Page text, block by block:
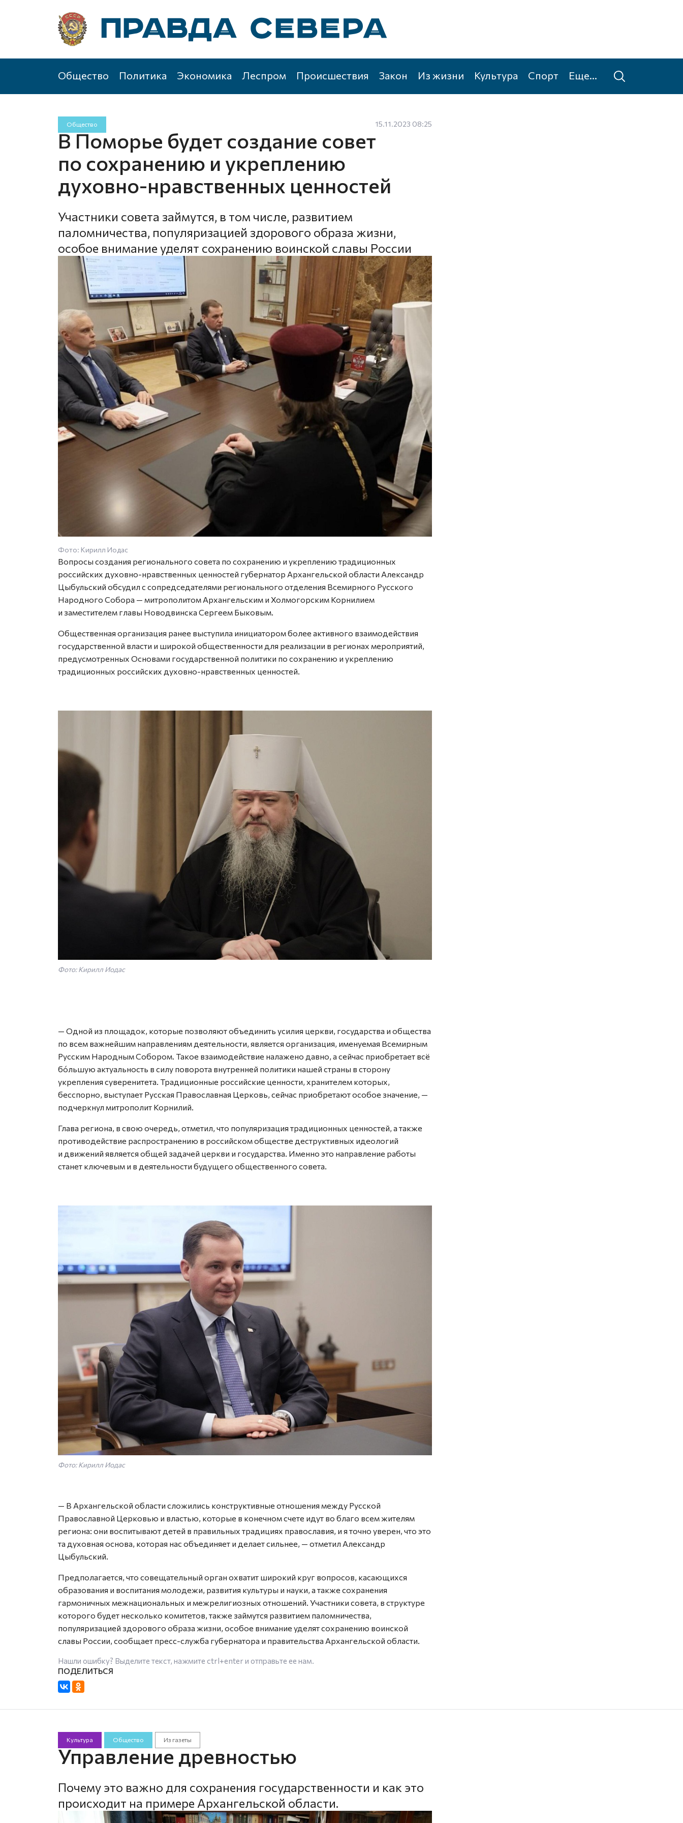
Общество Политика Экономика Леспром Происшествия Закон Из жизни Культура Спорт Еще...
Общество 15.11.2023 08:25
В Поморье будет создание совет
по сохранению и укреплению
духовно-нравственных ценностей
Участники совета займутся, в том числе, развитием
паломничества, популяризацией здорового образа жизни,
особое внимание уделят сохранению воинской славы России
Фото: Кирилл Иодас
Вопросы создания регионального совета по сохранению и укреплению традиционных
российских духовно-нравственных ценностей губернатор Архангельской области Александр
Цыбульский обсудил с сопредседателями регионального отделения Всемирного Русского
Народного Собора — митрополитом Архангельским и Холмогорским Корнилием
и заместителем главы Новодвинска Сергеем Быковым.
Общественная организация ранее выступила инициатором более активного взаимодействия
государственной власти и широкой общественности для реализации в регионах мероприятий,
предусмотренных Основами государственной политики по сохранению и укреплению
традиционных российских духовно-нравственных ценностей.
Фото: Кирилл Иодас
— Одной из площадок, которые позволяют объединить усилия церкви, государства и общества
по всем важнейшим направлениям деятельности, является организация, именуемая Всемирным
Русским Народным Собором. Такое взаимодействие налажено давно, а сейчас приобретает всё
бо́льшую актуальность в силу поворота внутренней политики нашей страны в сторону
укрепления суверенитета. Традиционные российские ценности, хранителем которых,
бесспорно, выступает Русская Православная Церковь, сейчас приобретают особое значение, —
подчеркнул митрополит Корнилий.
Глава региона, в свою очередь, отметил, что популяризация традиционных ценностей, а также
противодействие распространению в российском обществе деструктивных идеологий
и движений является общей задачей церкви и государства. Именно это направление работы
станет ключевым и в деятельности будущего общественного совета.
Фото: Кирилл Иодас
— В Архангельской области сложились конструктивные отношения между Русской
Православной Церковью и властью, которые в конечном счете идут во благо всем жителям
региона: они воспитывают детей в правильных традициях православия, и я точно уверен, что это
та духовная основа, которая нас объединяет и делает сильнее, — отметил Александр
Цыбульский.
Предполагается, что совещательный орган охватит широкий круг вопросов, касающихся
образования и воспитания молодежи, развития культуры и науки, а также сохранения
гармоничных межнациональных и межрелигиозных отношений. Участники совета, в структуре
которого будет несколько комитетов, также займутся развитием паломничества,
популяризацией здорового образа жизни, особое внимание уделят сохранению воинской
славы России, сообщает пресс-служба губернатора и правительства Архангельской области.
Нашли ошибку? Выделите текст, нажмите ctrl+enterи отправьте ее нам.
Культура Общество Из газеты
Управление древностью
Почему это важно для сохранения государственности и как это
происходит на примере Архангельской области.